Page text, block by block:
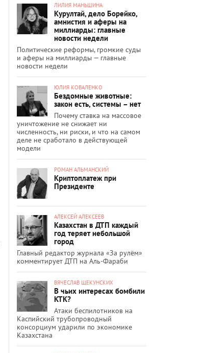
ЛИЛИЯ МАНЬШИНА
Курултай, дело Борейко,
амнистия и аферы на
миллиарды: главные
новости недели
Политические реформы, громкие суды
и аферы на миллиарды — главные
новости недели
ЮЛИЯ КОВАЛЕНКО
Бездомные животные:
закон есть, системы – нет
Почему ставка на массовое
уничтожение не снижает ни
численность, ни риски, и что на самом
деле не сработало в действующей
модели
РОМАН АЛЬМАНСКИЙ
Криптоплатеж при
Президенте
АЛЕКСЕЙ АЛЕКСЕЕВ
Казахстан в ДТП каждый
год теряет небольшой
город
Главный редактор журнала «За рулём»
комментирует ДТП на Аль-Фараби
ВЯЧЕСЛАВ ЩЕКУНСКИХ
В чьих интересах бомбили
КТК?
Атаки беспилотников на
Каспийский трубопроводный
консорциум ударили по экономике
Казахстана